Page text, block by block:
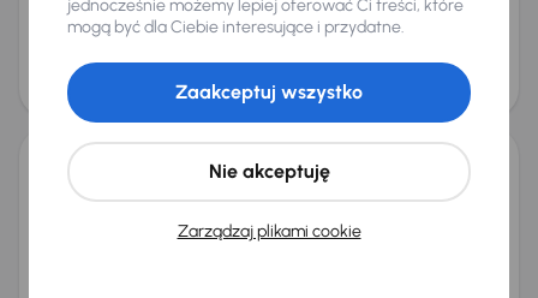
od 220 zł 35 000 zł
Cena
37 000 zł
BMW 320 i
Klimatronic Parktronic Podgrzewane siedzienia
jednocześnie możemy lepiej oferować Ci treści, które
mogą być dla Ciebie interesujące i przydatne.
Zarządzaj plikami cookie
Nie akceptuję
Zaakceptuj wszystko